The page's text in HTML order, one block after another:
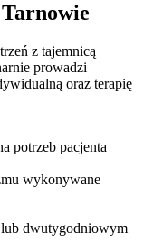
z tajemnicą
prowadzi
oraz terapię
potrzeb pacjenta
wykonywane
dwutygodniowym